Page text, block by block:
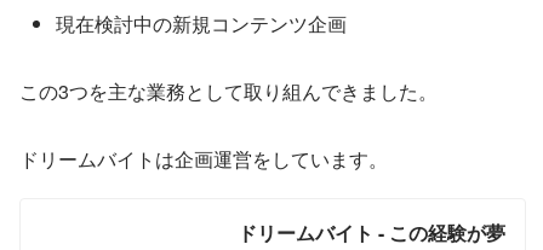
現在検討中の新規コンテンツ企画
この3つを主な業務として取り組んできました。
ドリームバイトは企画運営をしています。
ドリームバイト - この経験が夢